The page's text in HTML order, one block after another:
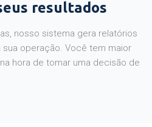
resultados
nosso sistema gera relatórios
operação. Você tem maior
hora de tomar uma decisão de